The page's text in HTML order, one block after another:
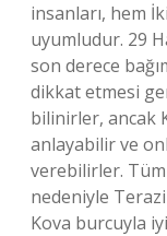
insanları, hem
uyumludur. 29
son derece
dikkat etmesi
bilinirler, ancak
anlayabilir ve
verebilirler.
nedeniyle
Kova burcuyla